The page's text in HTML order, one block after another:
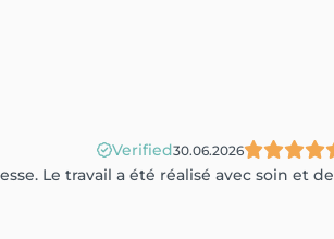
Verified30.06.2026
Le travail a été réalisé avec soin et de